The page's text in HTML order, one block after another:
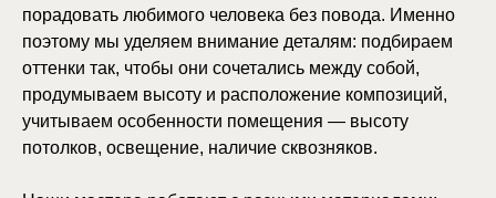
порадовать любимого человека без повода. Именно
поэтому мы уделяем внимание деталям: подбираем
оттенки так, чтобы они сочетались между собой,
продумываем высоту и расположение композиций,
учитываем особенности помещения — высоту
потолков, освещение, наличие сквозняков.